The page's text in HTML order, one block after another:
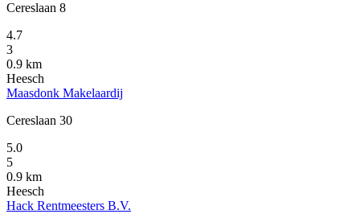
Cereslaan 8
4.7
3
0.9 km
Heesch
Maasdonk Makelaardij
Cereslaan 30
5.0
5
0.9 km
Heesch
Hack Rentmeesters B.V.